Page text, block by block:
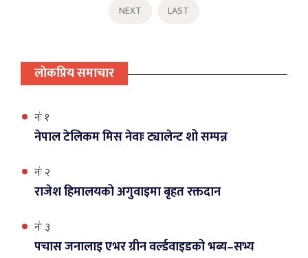
NEXT
LAST
लाेकप्रिय समाचार
नंः १
नेपाल टेलिकम मिस नेवाः ट्यालेन्ट शो सम्पन्न
नंः २
राजेश हिमालयको अगुवाइमा बृहत रक्तदान
नंः ३
पचास जनालाइ एभर ग्रीन वर्ल्डवाइडको भब्य–सभ्य